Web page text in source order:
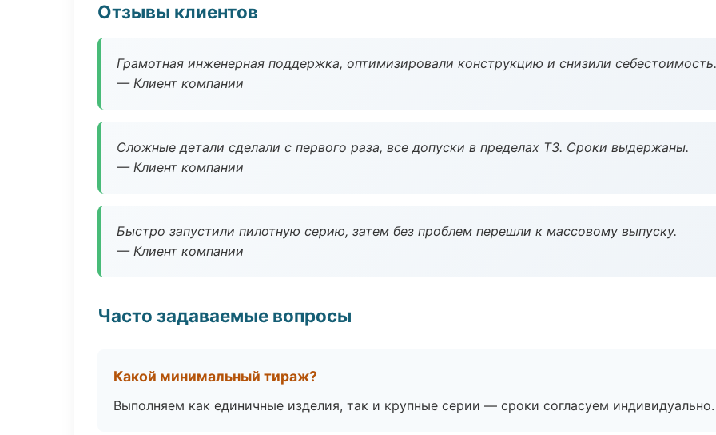
Отзывы клиентов
Грамотная инженерная поддержка, оптимизировали конструкцию и снизили себестоимость.
— Клиент компании
Сложные детали сделали с первого раза, все допуски в пределах ТЗ. Сроки выдержаны.
— Клиент компании
Быстро запустили пилотную серию, затем без проблем перешли к массовому выпуску.
— Клиент компании
Часто задаваемые вопросы
Какой минимальный тираж?
Выполняем как единичные изделия, так и крупные серии — сроки согласуем индивидуально.